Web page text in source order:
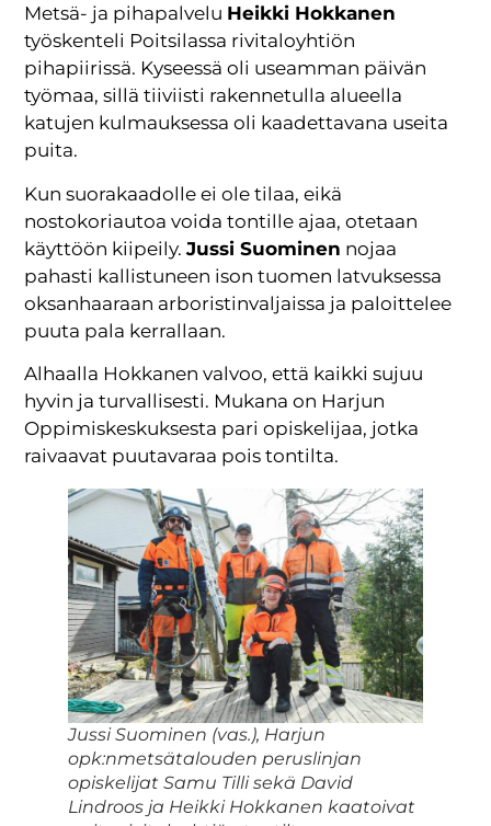
Metsä- ja pihapalvelu Heikki Hokkanen
työskenteli Poitsilassa rivitaloyhtiön
pihapiirissä. Kyseessä oli useamman päivän
työmaa, sillä tiiviisti rakennetulla alueella
katujen kulmauksessa oli kaadettavana useita
puita.
Kun suorakaadolle ei ole tilaa, eikä
nostokoriautoa voida tontille ajaa, otetaan
käyttöön kiipeily.Jussi Suominen nojaa
pahasti kallistuneen ison tuomen latvuksessa
oksanhaaraan arboristinvaljaissa ja paloittelee
puuta pala kerrallaan.
Alhaalla Hokkanen valvoo, että kaikki sujuu
hyvin ja turvallisesti. Mukana on Harjun
Oppimiskeskuksesta pari opiskelijaa, jotka
raivaavat puutavaraa pois tontilta.
Jussi Suominen (vas.), Harjun
opk:nmetsätalouden peruslinjan
opiskelijat Samu Tilli sekä David
Lindroos ja Heikki Hokkanen kaatoivat